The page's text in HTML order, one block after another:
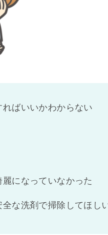
ばいいかわからない
になっていなかった
な洗剤で掃除してほし